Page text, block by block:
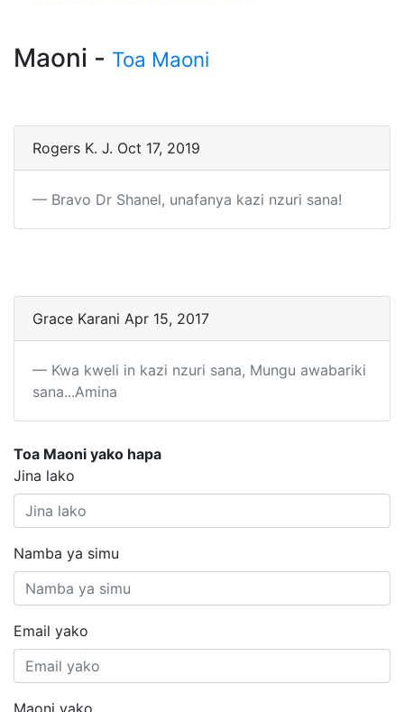
Maoni - Toa Maoni
Rogers K. J. Oct 17, 2019
Bravo Dr Shanel, unafanya kazi nzuri sana!
Grace Karani Apr 15, 2017
Kwa kweli in kazi nzuri sana, Mungu awabariki
sana...Amina
Toa Maoni yako hapa
Jina lako
Namba ya simu
Email yako